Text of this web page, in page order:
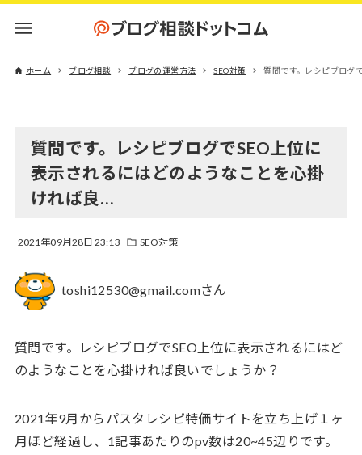
ホーム ブログ相談 ブログの運営方法 SEO対策 質問です。レシピブログ
質問です。レシピブログでSEO上位に
表示されるにはどのようなことを心掛
ければ良…
2021年09月28日 23:13 SEO対策
toshi12530@gmail.comさん
質問です。レシピブログでSEO上位に表示されるにはど
のようなことを心掛ければ良いでしょうか？
2021年9月からパスタレシピ特価サイトを立ち上げ１ヶ
月ほど経過し、1記事あたりのpv数は20~45辺りです。